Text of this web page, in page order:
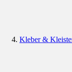
Kleber &